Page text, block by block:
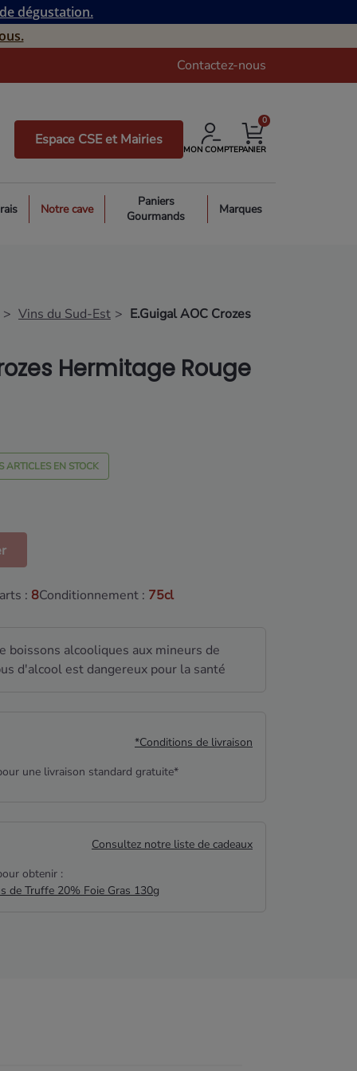
dégustation.
Contactez-nous
Espace CSE et Mairies
MON COMPTEPANIER
0
Notre cave
Paniers
Gourmands
Marques
Vins du Sud-Est
E.Guigal AOC Crozes
Hermitage Rouge
ARTICLES EN STOCK
: 8Conditionnement : 75cl
boissons alcooliques aux mineurs de
d'alcool est dangereux pour la santé
*Conditions de livraison
une livraison standard gratuite*
Consultez notre liste de cadeaux
obtenir :
de Truffe 20% Foie Gras 130g